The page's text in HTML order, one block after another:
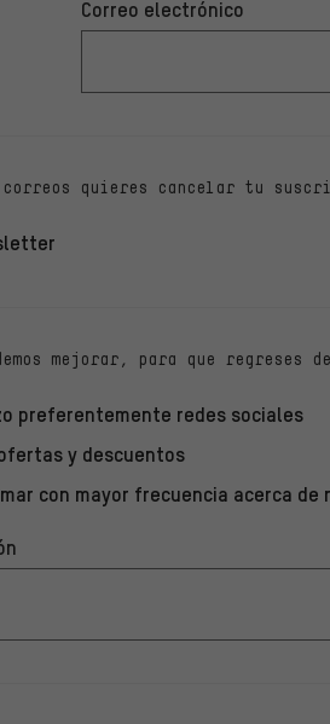
Correo electrónico
correos quieres cancelar tu
mejorar, para que regreses
preferentemente redes sociales
y descuentos
con mayor frecuencia acerca de